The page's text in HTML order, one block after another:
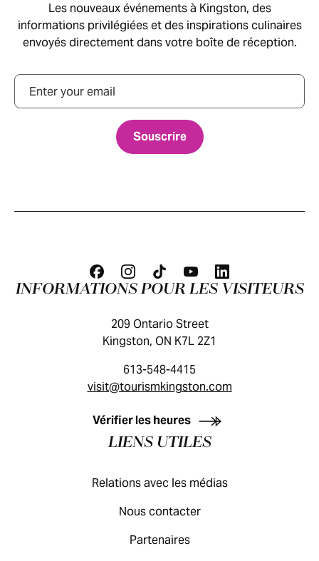
Les nouveaux événements à Kingston, des
informations privilégiées et des inspirations culinaires
envoyés directement dans votre boîte de réception.
Courriel
GUIDE DES VISITEURS
INFORMATIONS POUR LES VISITEURS
209 Ontario Street
Kingston, ON K7L 2Z1
613-548-4415
visit@tourismkingston.com
Vérifier les heures
LIENS UTILES
Relations avec les médias
Nous contacter
Partenaires